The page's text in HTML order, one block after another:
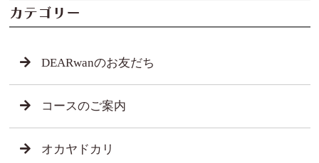
カテゴリー
DEARwanのお友だち
コースのご案内
オカヤドカリ